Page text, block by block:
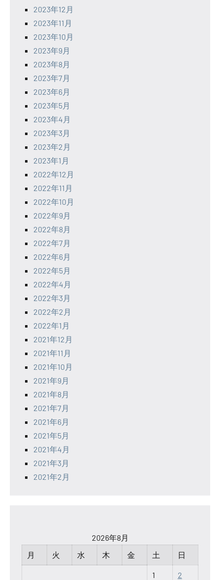
2023年12月
2023年11月
2023年10月
2023年9月
2023年8月
2023年7月
2023年6月
2023年5月
2023年4月
2023年3月
2023年2月
2023年1月
2022年12月
2022年11月
2022年10月
2022年9月
2022年8月
2022年7月
2022年6月
2022年5月
2022年4月
2022年3月
2022年2月
2022年1月
2021年12月
2021年11月
2021年10月
2021年9月
2021年8月
2021年7月
2021年6月
2021年5月
2021年4月
2021年3月
2021年2月
2026年8月
月
火 水 木 金 土 日
1 2